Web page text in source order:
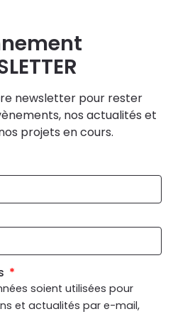
newsletter pour rester
nos actualités et
projets en cours.
soient utilisées pour
et actualités par e-mail,